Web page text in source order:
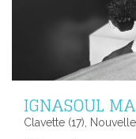
IGNASOUL
Clavette (17),